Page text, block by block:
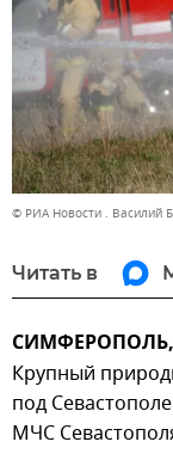
© РИА Новости . Василий
Читать в
СИМФЕРОПОЛЬ,
Крупный
под
МЧС